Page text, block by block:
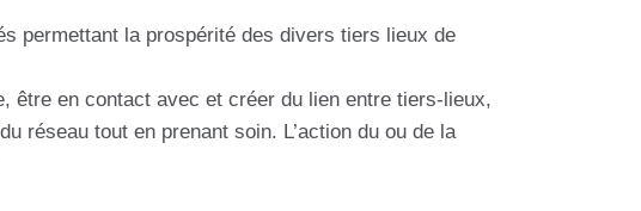
permettant la prospérité des divers tiers lieux de
être en contact avec et créer du lien entre tiers-lieux,
réseau tout en prenant soin. L’action du ou de la